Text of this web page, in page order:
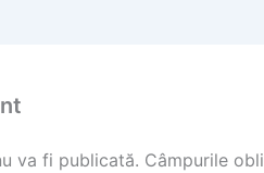
va fi publicată. Câmpurile